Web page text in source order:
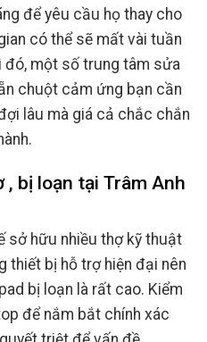
để yêu cầu họ thay cho
có thể sẽ mất vài tuần
đó, một số trung tâm sửa
chuột cảm ứng bạn cần
lâu mà giá cả chắc chắn
bị loạn tại Trâm Anh
sở hữu nhiều thợ kỹ thuật
thiết bị hỗ trợ hiện đại nên
bị loạn là rất cao. Kiểm
để nắm bắt chính xác